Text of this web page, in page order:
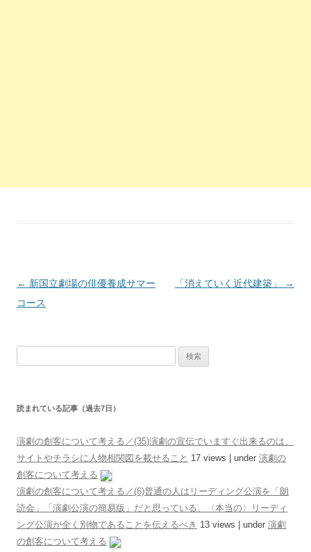
投稿ナビゲーション
← 新国立劇場の俳優養成サマー
コース
「消えていく近代建築」 →
読まれている記事（過去7日）
演劇の創客について考える／(35)演劇の宣伝でいますぐ出来るのは、
サイトやチラシに人物相関図を載せること 17 views under 演劇の
創客について考える
演劇の創客について考える／(6)普通の人はリーディング公演を「朗
読会」「演劇公演の簡易版」だと思っている、〈本当の〉リーディ
ング公演が全く別物であることを伝えるべき 13 views under 演劇
の創客について考える